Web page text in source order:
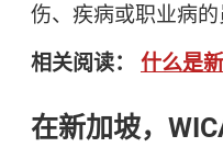
伤、疾病或职业病的
相关阅读： 什么是
在新加坡， It's